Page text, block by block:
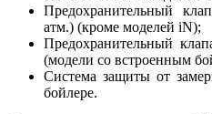
Предохранительный
атм.) (кроме моделей iN);
Предохранительный
(модели со встроенным
Система защиты от
бойлере.